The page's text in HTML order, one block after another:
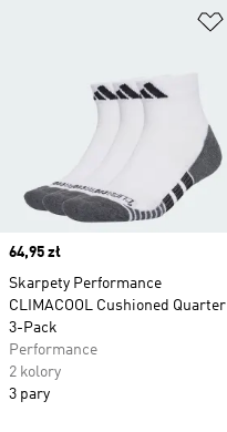
Price
64,95 zł
Skarpety Performance
CLIMACOOL Cushioned Quarter
3-Pack
Performance
2 kolory
3 pary